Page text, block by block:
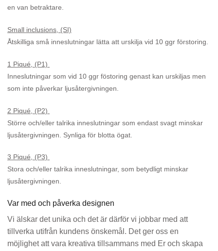
en van betraktare.
Small inclusions, (SI)
Åtskilliga små inneslutningar lätta att urskilja vid 10 ggr förstoring.
1 Piqué, (P1)
Inneslutningar som vid 10 ggr föstoring genast kan urskiljas men
som inte påverkar ljusåtergivningen.
2 Piqué, (P2)
Större och/eller talrika inneslutningar som endast svagt minskar
ljusåtergivningen. Synliga för blotta ögat.
3 Piqué, (P3)
Stora och/eller talrika inneslutningar, som betydligt minskar
ljusåtergivningen.
Var med och påverka designen
Vi älskar det unika och det är därför vi jobbar med att
tillverka utifrån kundens önskemål. Det ger oss en
möjlighet att vara kreativa tillsammans med Er och skapa